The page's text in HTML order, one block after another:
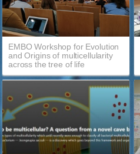
EMBO Workshop for Evolution
and Origins of multicellularity
across the tree of life